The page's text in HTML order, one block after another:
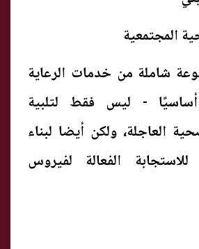
المجتمعية
شاملة من خدمات الرعاية
- ليس فقط لتلبية
العاجلة، ولكن أيضا لبناء
للاستجابة الفعالة لفيروس